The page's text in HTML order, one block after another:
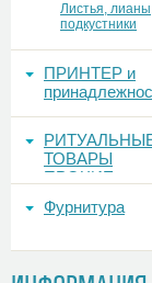
Листья,
подкустники
ПРИНТЕР и
ТОВАРЫ
ПРОЧИЕ
Фурнитура